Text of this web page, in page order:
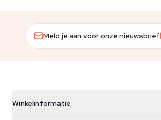
Meld je aan voor onze nieuwsbrief
Winkelinformatie